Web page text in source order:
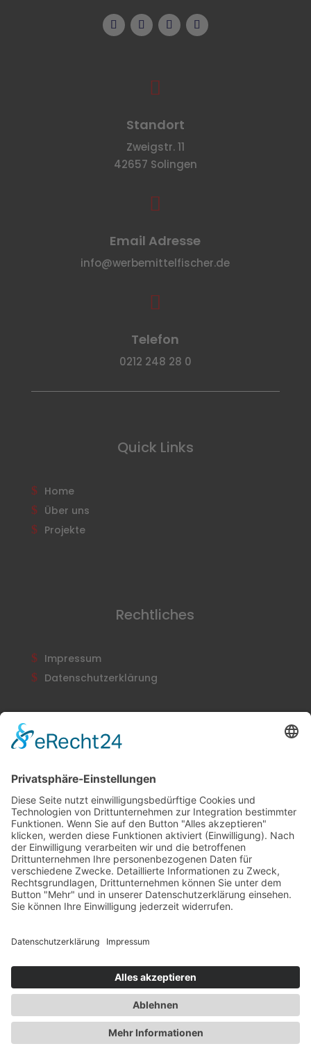

Standort
Zweigstr. 11
42657 Solingen

Email Adresse
info@werbemittelfischer.de

Telefon
0212 248 28 0
Quick Links
Home
Über uns
Projekte
Rechtliches
Impressum
Datenschutzerklärung
Newsletter
Abonnieren
Copyright © 2026 Alle Rechte vorbehalten. Erstellt
durchMobiles Denken
Impressum Datenschutzerklärung